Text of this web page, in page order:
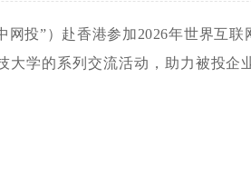
网投”）赴香港参加2026年世界互
学的系列交流活动，助力被投企